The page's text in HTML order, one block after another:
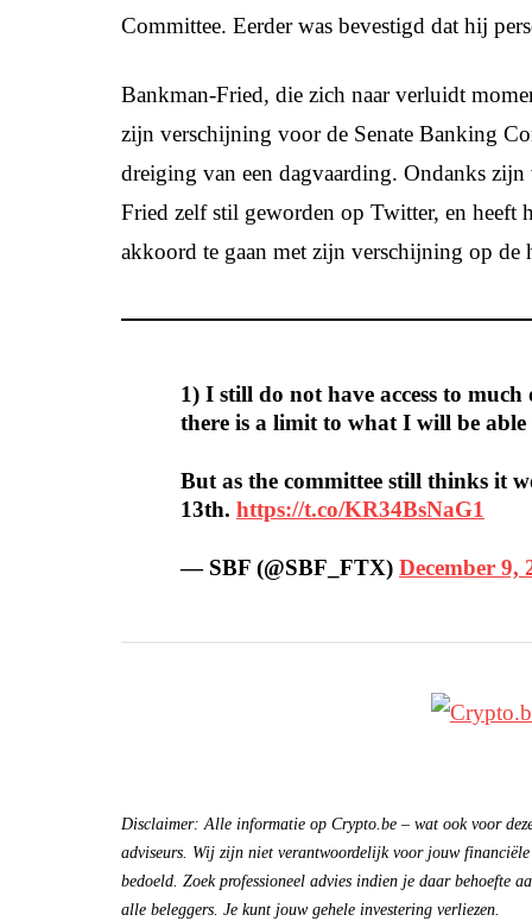
Committee. Eerder was bevestigd dat hij
Bankman-Fried, die zich naar verluidt
zijn verschijning voor de Senate Banking
dreiging van een dagvaarding. Ondanks
Fried zelf stil geworden op Twitter, en heeft
akkoord te gaan met zijn verschijning op de
1) I still do not have access to
there is a limit to what I will be
But as the committee still thinks it
13th. https://t.co/KR34BsNaG1
— SBF (@SBF_FTX) December 9,
Disclaimer: Alle informatie op Crypto.be – wat ook voor
adviseurs. Wij zijn niet verantwoordelijk voor jouw
bedoeld. Zoek professioneel advies indien je daar behoefte
alle beleggers. Je kunt jouw gehele investering verliezen.